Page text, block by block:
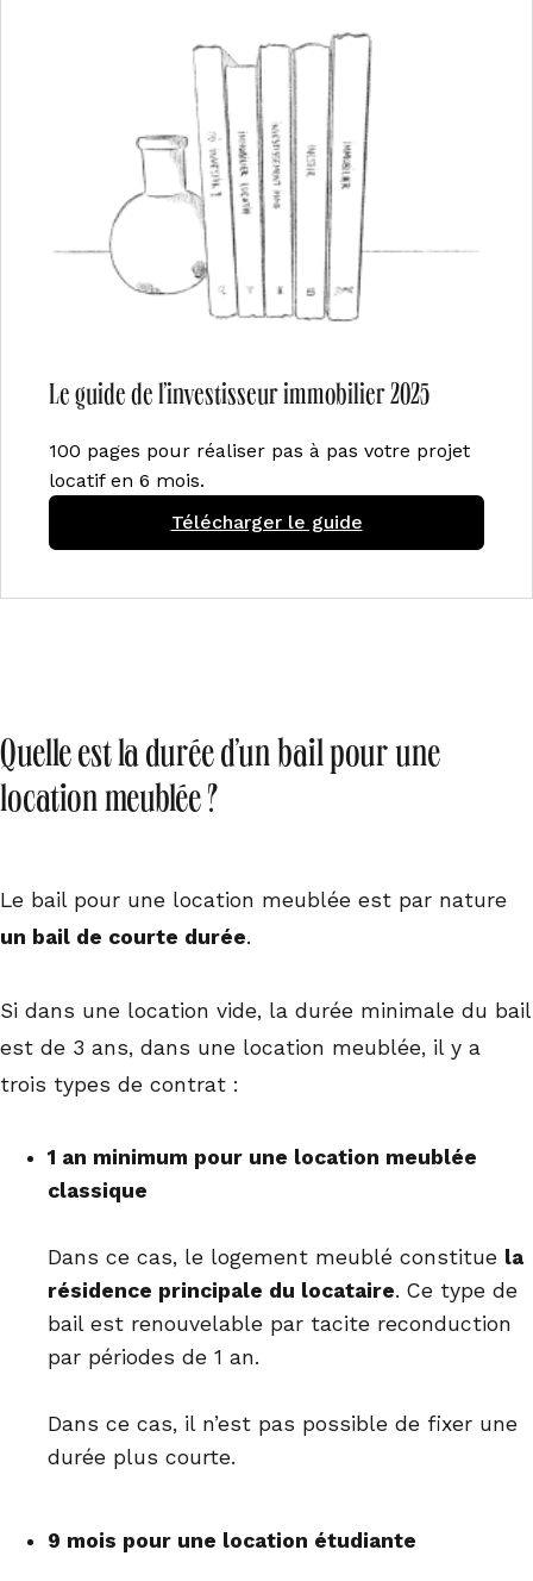
Le guide de l’investisseur immobilier 2025
100 pages pour réaliser pas à pas votre projet
locatif en 6 mois.
Télécharger le guide
Quelle est la durée d’un bail pour une
location meublée ?
Le bail pour une location meublée est par nature
un bail de courte durée.
Si dans une location vide, la durée minimale du bail
est de 3 ans, dans une location meublée, il y a
trois types de contrat :
1 an minimum pour une location meublée
classique
Dans ce cas, le logement meublé constitue la
résidence principale du locataire. Ce type de
bail est renouvelable par tacite reconduction
par périodes de 1 an.
Dans ce cas, il n’est pas possible de fixer une
durée plus courte.
9 mois pour une location étudiante